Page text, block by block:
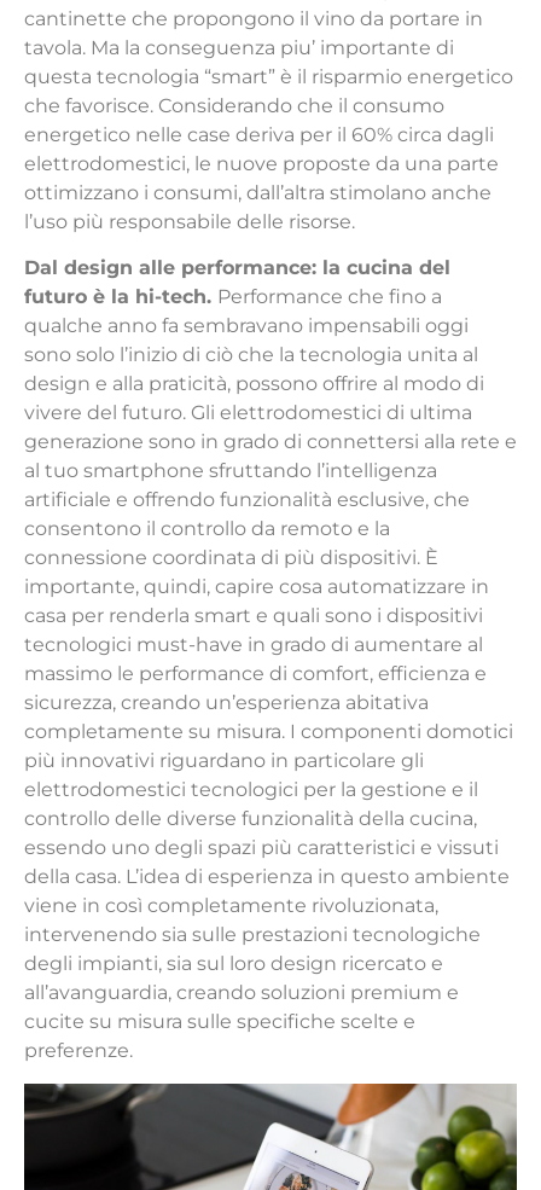
cantinette che propongono il vino da portare in
tavola. Ma la conseguenza piu’ importante di
questa tecnologia “smart” è il risparmio energetico
che favorisce. Considerando che il consumo
energetico nelle case deriva per il 60% circa dagli
elettrodomestici, le nuove proposte da una parte
ottimizzano i consumi, dall’altra stimolano anche
l’uso più responsabile delle risorse.
Dal design alle performance: la cucina del
futuro è la hi-tech. Performance che fino a
qualche anno fa sembravano impensabili oggi
sono solo l’inizio di ciò che la tecnologia unita al
design e alla praticità, possono offrire al modo di
vivere del futuro. Gli elettrodomestici di ultima
generazione sono in grado di connettersi alla rete e
al tuo smartphone sfruttando l’intelligenza
artificiale e offrendo funzionalità esclusive, che
consentono il controllo da remoto e la
connessione coordinata di più dispositivi. È
importante, quindi, capire cosa automatizzare in
casa per renderla smart e quali sono i dispositivi
tecnologici must-have in grado di aumentare al
massimo le performance di comfort, efficienza e
sicurezza, creando un’esperienza abitativa
completamente su misura. I componenti domotici
più innovativi riguardano in particolare gli
elettrodomestici tecnologici per la gestione e il
controllo delle diverse funzionalità della cucina,
essendo uno degli spazi più caratteristici e vissuti
della casa. L’idea di esperienza in questo ambiente
viene in così completamente rivoluzionata,
intervenendo sia sulle prestazioni tecnologiche
degli impianti, sia sul loro design ricercato e
all’avanguardia, creando soluzioni premium e
cucite su misura sulle specifiche scelte e
preferenze.